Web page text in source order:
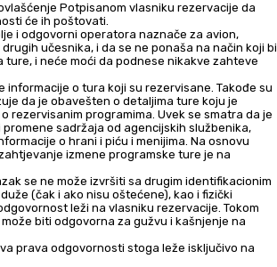
Potpisanom vlasniku rezervacije da
će ih poštovati.
i odgovorni operatora naznače za avion,
učesnika, i da se ne ponaša na način koji bi
i neće moći da podnese nikakve zahteve
o tura koji su rezervisane. Takođe su
da je obavešten o detaljima ture koju je
rezervisanim programima. Uvek se smatra da je
sadržaja od agencijskih službenika,
o hrani i piću i menijima. Na osnovu
izmene programske ture je na
se ne može izvršiti sa drugim identifikacionim
(čak i ako nisu oštećene), kao i fizički
leži na vlasniku rezervacije. Tokom
biti odgovorna za gužvu i kašnjenje na
prava odgovornosti stoga leže isključivo na